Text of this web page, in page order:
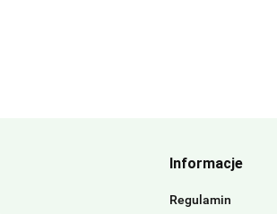
Informacje
Regulamin